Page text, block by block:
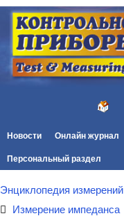
Новости Онлайн журнал
Персональный раздел
Энциклопедия измерений
Измерение импеданса